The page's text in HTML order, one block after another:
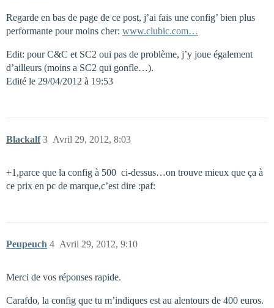
Regarde en bas de page de ce post, j’ai fais une config’ bien plus
performante pour moins cher: www.clubic.com…
Edit: pour C&C et SC2 oui pas de problème, j’y joue également
d’ailleurs (moins a SC2 qui gonfle…).
Edité le 29/04/2012 à 19:53
Blackalf Avril 29, 2012, 8:03
3
+1,parce que la config à 500  ci-dessus…on trouve mieux que ça à
ce prix en pc de marque,c’est dire :paf:
Peupeuch Avril 29, 2012, 9:10
4
Merci de vos réponses rapide.
Carafdo, la config que tu m’indiques est au alentours de 400 euros.